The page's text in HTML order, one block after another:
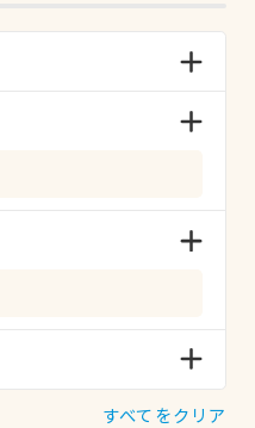
すべてをクリア